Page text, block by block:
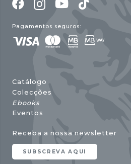
Pagamentos seguros:
Catálogo
Colecções
Ebooks
Eventos
Receba a nossa newsletter
SUBSCREVA AQUI